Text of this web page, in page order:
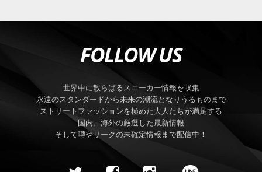
FOLLOW US
世界中に散らばるスニーカー情報を収集
永遠のスタンダードから未来の潮流となりうるものまで
ストリートファッションを極めた大人たちが満足する
国内、海外の厳選した最新情報
そして噂やリークの未確定情報まで配信中！